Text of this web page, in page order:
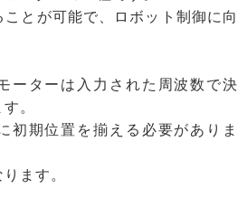
とが可能で、ロボット制御に向
ーターは入力された周波数で決
。
初期位置を揃える必要がありま
ます。